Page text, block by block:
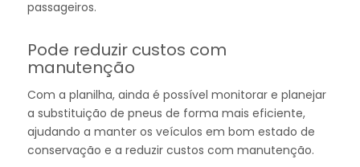
passageiros.
Pode reduzir custos com
manutenção
Com a planilha, ainda é possível monitorar e planejar
a substituição de pneus de forma mais eficiente,
ajudando a manter os veículos em bom estado de
conservação e a reduzir custos com manutenção.